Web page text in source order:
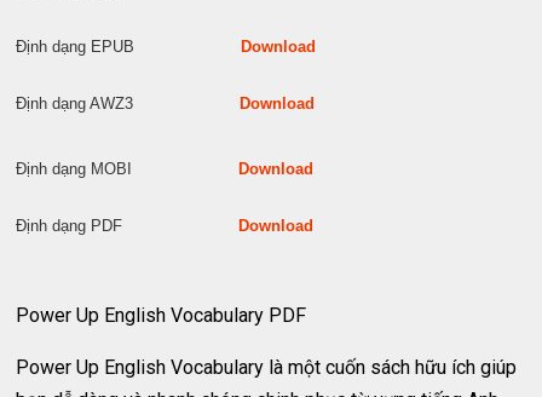
Định dạng EPUB Download
Định dạng AWZ3 Download
Định dạng MOBI Download
Định dạng PDF Download
Power Up English Vocabulary PDF
Power Up English Vocabulary là một cuốn sách hữu ích giúp